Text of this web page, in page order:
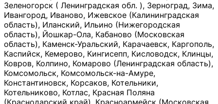
Зеленогорск ( Ленинградская обл. ), Зерноград, Зима,
Ивангород, Иваново, Ижевское (Калининградская
область), Иланский, Ильино (Нижегородская
область), Йошкар-Ола, Кабаново (Московская
область), Каменск-Уральский, Карачаевск, Каргополь,
Каспийск, Кемерово, Кингисепп, Кисловодск, Клинцы,
Ковров, Колпино, Комарово (Ленинградская область),
Комсомольск, Комсомольск-на-Амуре,
Константиновск, Корсаков, Котельники,
Котельниково, Котлас, Красная Поляна
(Краснодарский край), Красноармейск (Московская